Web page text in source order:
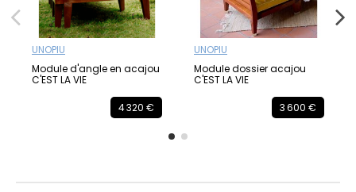
UNOPIU
Module d'angle en acajou
C'EST LA VIE
4 320 €
UNOPIU
Module dossier acajou
C'EST LA VIE
3 600 €